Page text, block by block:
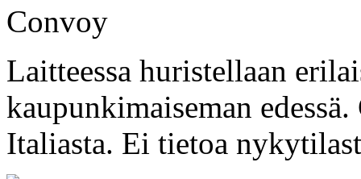
Convoy
Laitteessa huristellaan
kaupunkimaiseman
Italiasta. Ei tietoa